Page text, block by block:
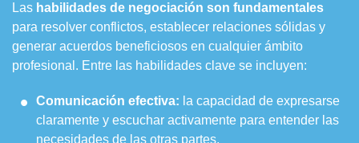
Las habilidades de negociación son fundamentales
para resolver conflictos, establecer relaciones sólidas y
generar acuerdos beneficiosos en cualquier ámbito
profesional. Entre las habilidades clave se incluyen:
Comunicación efectiva: la capacidad de expresarse
claramente y escuchar activamente para entender las
necesidades de las otras partes.